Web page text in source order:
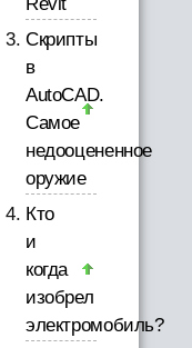
Скрипты
в
AutoCAD.
Самое
недооцененное
оружие
Кто
и
когда
изобрел
электромобиль?